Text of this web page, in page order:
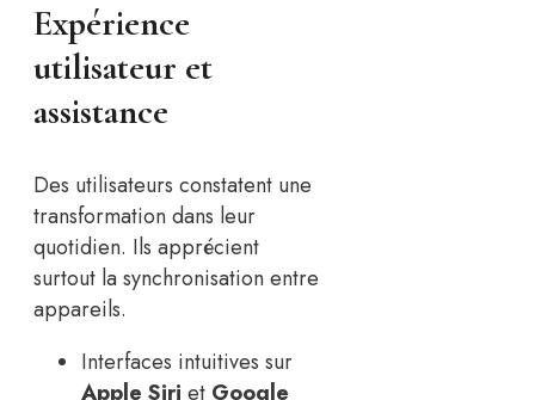
Expérience
utilisateur et
assistance
Des utilisateurs constatent une
transformation dans leur
quotidien. Ils apprécient
surtout la synchronisation entre
appareils.
Interfaces intuitives sur
Apple Siri et Google